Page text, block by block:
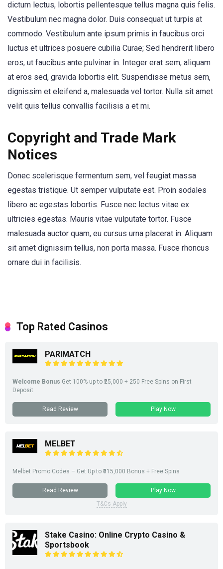
dictum lectus, lobortis pellentesque tellus magna quis felis.
Vestibulum nec magna dolor. Duis consequat ut turpis at
commodo. Vestibulum ante ipsum primis in faucibus orci
luctus et ultrices posuere cubilia Curae; Sed hendrerit libero
eros, ut faucibus ante pulvinar in. Integer erat sem, aliquam
at eros sed, gravida lobortis elit. Suspendisse metus sem,
dignissim et eleifend a, malesuada vel tortor. Nulla sit amet
velit quis tellus convallis facilisis a et mi.
Copyright and Trade Mark
Notices
Donec scelerisque fermentum sem, vel feugiat massa
egestas tristique. Ut semper vulputate est. Proin sodales
libero ac egestas lobortis. Fusce nec lectus vitae ex
ultricies egestas. Mauris vitae vulputate tortor. Fusce
malesuada auctor quam, eu cursus urna placerat in. Aliquam
sit amet dignissim tellus, non porta massa. Fusce rhoncus
ornare dui in facilisis.
Top Rated Casinos
PARIMATCH
Welcome Bonus Get 100% up to ₹25,000 + 250 Free Spins on First
Deposit
Read Review Play Now
MELBET
Melbet Promo Codes – Get Up to ₹315,000 Bonus + Free Spins
Read Review
Play Now
T&Cs Apply
Stake Casino: Online Crypto Casino &
Sportsbook